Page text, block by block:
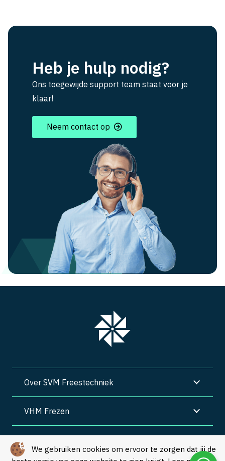
We gebruiken cookies om ervoor te zorgen dat jij de
Heb je hulp nodig?
Ons toegewijde support team staat voor je
klaar!
Neem contact op
Over SVM Freestechniek
VHM Frezen